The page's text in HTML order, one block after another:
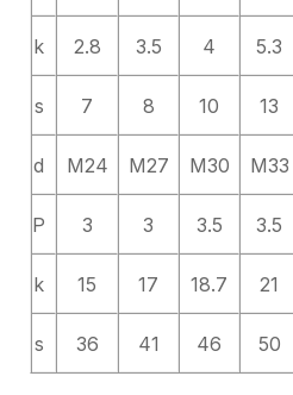
k 2.8 3.5 4 5.3
s 7 8 10 13
d M24 M27 M30 M33
P 3 3 3.5 3.5
k 15 17 18.7 21
s 36 41 46 50